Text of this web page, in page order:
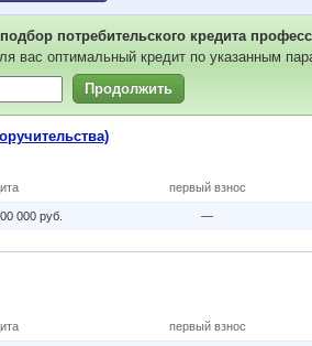
потребительского кредита
вас оптимальный кредит по указанным
Продолжить
первый взнос
000 руб. —
первый взнос